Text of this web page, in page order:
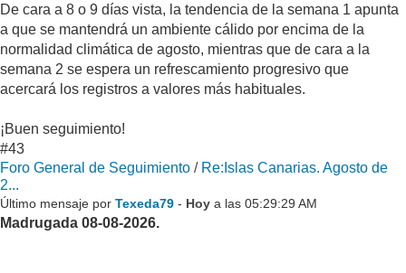
De cara a 8 o 9 días vista, la tendencia de la semana 1 apunta
a que se mantendrá un ambiente cálido por encima de la
normalidad climática de agosto, mientras que de cara a la
semana 2 se espera un refrescamiento progresivo que
acercará los registros a valores más habituales.
¡Buen seguimiento!
#43
Foro General de Seguimiento / Re:Islas Canarias. Agosto de
2...
Último mensaje por Texeda79 - Hoy a las 05:29:29 AM
Madrugada 08-08-2026.